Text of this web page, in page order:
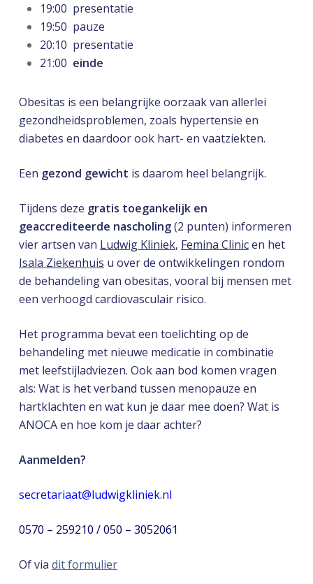
19:00 presentatie
19:50 pauze
20:10 presentatie
21:00 einde
Obesitas is een belangrijke oorzaak van allerlei
gezondheidsproblemen, zoals hypertensie en
diabetes en daardoor ook hart- en vaatziekten.
Een gezond gewicht is daarom heel belangrijk.
Tijdens deze gratis toegankelijk en
geaccrediteerde nascholing(2 punten) informeren
vier artsen van Ludwig Kliniek, Femina Clinicen het
Isala Ziekenhuis u over de ontwikkelingen rondom
de behandeling van obesitas, vooral bij mensen met
een verhoogd cardiovasculair risico.
Het programma bevat een toelichting op de
behandeling met nieuwe medicatie in combinatie
met leefstijladviezen. Ook aan bod komen vragen
als: Wat is het verband tussen menopauze en
hartklachten en wat kun je daar mee doen? Wat is
ANOCA en hoe kom je daar achter?
Aanmelden?
secretariaat@ludwigkliniek.nl
0570 – 259210 / 050 – 3052061
Of via dit formulier